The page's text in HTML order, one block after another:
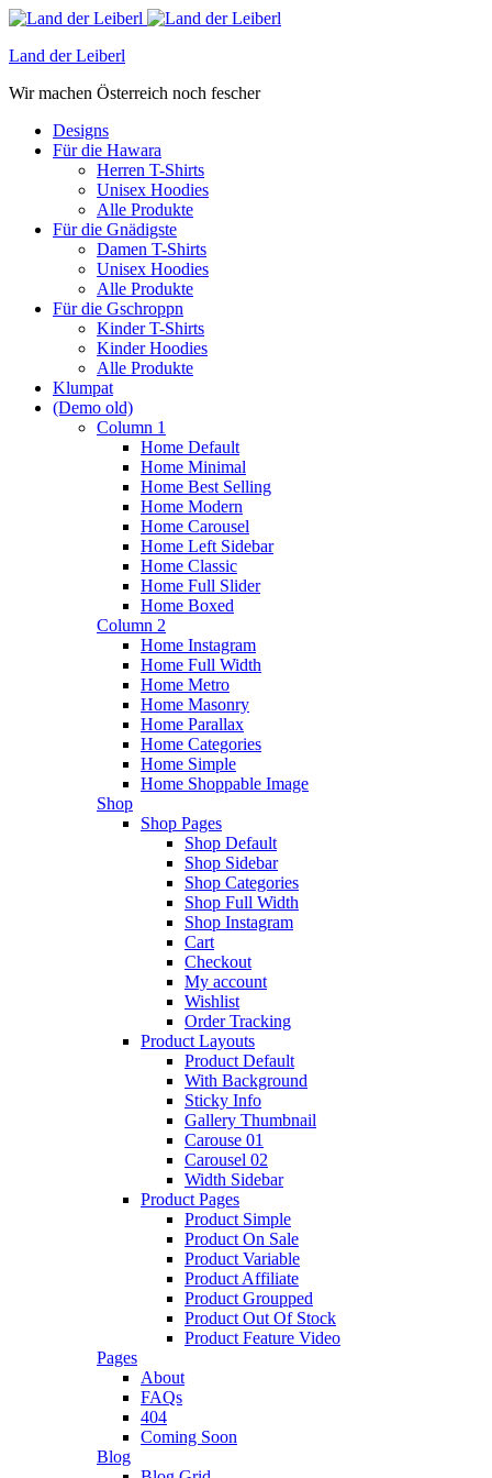
Land der Leiberl
Wir machen Österreich noch fescher
Designs
Für die Hawara
Herren T-Shirts
Unisex Hoodies
Alle Produkte
Für die Gnädigste
Damen T-Shirts
Unisex Hoodies
Alle Produkte
Für die Gschroppn
Kinder T-Shirts
Kinder Hoodies
Alle Produkte
Klumpat
(Demo old)
Column 1
Home Default
Home Minimal
Home Best Selling
Home Modern
Home Carousel
Home Left Sidebar
Home Classic
Home Full Slider
Home Boxed
Column 2
Home Instagram
Home Full Width
Home Metro
Home Masonry
Home Parallax
Home Categories
Home Simple
Home Shoppable Image
Shop
Shop Pages
Shop Default
Shop Sidebar
Shop Categories
Shop Full Width
Shop Instagram
Cart
Checkout
My account
Wishlist
Order Tracking
Product Layouts
Product Default
With Background
Sticky Info
Gallery Thumbnail
Carouse 01
Carousel 02
Width Sidebar
Product Pages
Product Simple
Product On Sale
Product Variable
Product Affiliate
Product Groupped
Product Out Of Stock
Product Feature Video
Pages
About
FAQs
404
Coming Soon
Blog